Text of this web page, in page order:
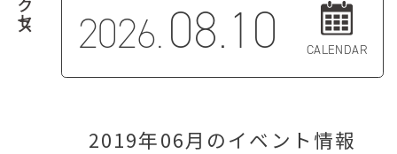
2026.08.10 CALENDAR
2019年06月のイベント情報